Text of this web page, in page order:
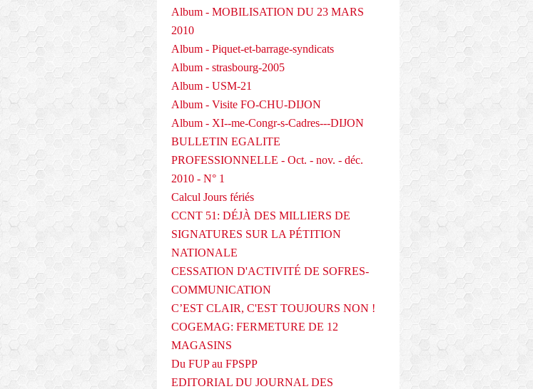
Album - MOBILISATION DU 23 MARS
2010
Album - Piquet-et-barrage-syndicats
Album - strasbourg-2005
Album - USM-21
Album - Visite FO-CHU-DIJON
Album - XI--me-Congr-s-Cadres---DIJON
BULLETIN EGALITE
PROFESSIONNELLE - Oct. - nov. - déc.
2010 - N° 1
Calcul Jours fériés
CCNT 51: DÉJÀ DES MILLIERS DE
SIGNATURES SUR LA PÉTITION
NATIONALE
CESSATION D'ACTIVITÉ DE SOFRES-
COMMUNICATION
C’EST CLAIR, C'EST TOUJOURS NON !
COGEMAG: FERMETURE DE 12
MAGASINS
Du FUP au FPSPP
EDITORIAL DU JOURNAL DES